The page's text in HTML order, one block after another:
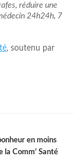
réduire une
24h24h, 7
, soutenu par
en moins
la Comm’ Santé